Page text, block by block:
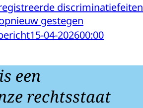
discriminatiefeiten
gestegen
15-04-202600:00
een
rechtsstaat